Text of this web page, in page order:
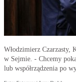
Włodzimierz Czarzasty,
w Sejmie. - Chcemy
lub współrządzenia po